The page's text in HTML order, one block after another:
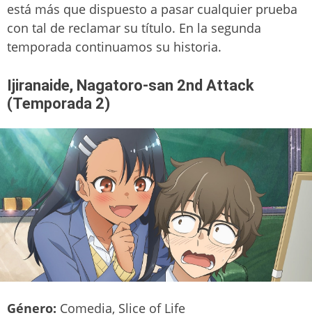
está más que dispuesto a pasar cualquier prueba
con tal de reclamar su título. En la segunda
temporada continuamos su historia.
Ijiranaide, Nagatoro-san 2nd Attack
(Temporada 2)
Género: Comedia, Slice of Life